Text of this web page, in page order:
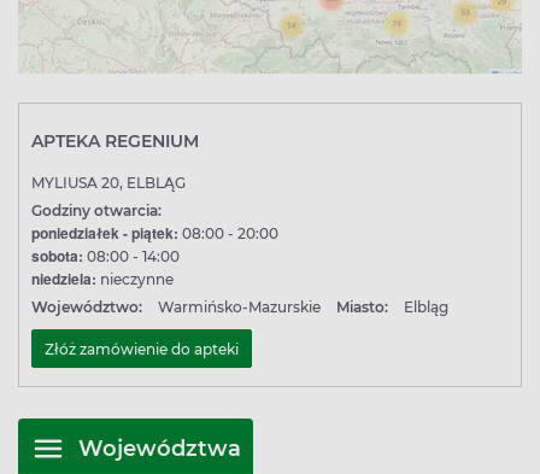
APTEKA REGENIUM
MYLIUSA 20, ELBLĄG
Godziny otwarcia:
poniedziałek - piątek: 08:00 - 20:00
sobota: 08:00 - 14:00
niedziela: nieczynne
Województwo:
Warmińsko-Mazurskie Miasto: Elbląg
Złóż zamówienie do apteki
Województwa